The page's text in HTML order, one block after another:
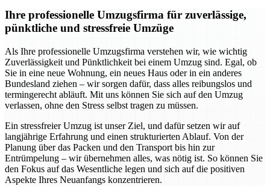
Ihre professionelle Umzugsfirma für zuverlässige,
pünktliche und stressfreie Umzüge
Als Ihre professionelle Umzugsfirma verstehen wir, wie wichtig
Zuverlässigkeit und Pünktlichkeit bei einem Umzug sind. Egal, ob
Sie in eine neue Wohnung, ein neues Haus oder in ein anderes
Bundesland ziehen – wir sorgen dafür, dass alles reibungslos und
termingerecht abläuft. Mit uns können Sie sich auf den Umzug
verlassen, ohne den Stress selbst tragen zu müssen.
Ein stressfreier Umzug ist unser Ziel, und dafür setzen wir auf
langjährige Erfahrung und einen strukturierten Ablauf. Von der
Planung über das Packen und den Transport bis hin zur
Entrümpelung – wir übernehmen alles, was nötig ist. So können Sie
den Fokus auf das Wesentliche legen und sich auf die positiven
Aspekte Ihres Neuanfangs konzentrieren.